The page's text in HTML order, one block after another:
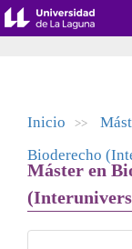
Inicio >>
Bioderecho
Máster en